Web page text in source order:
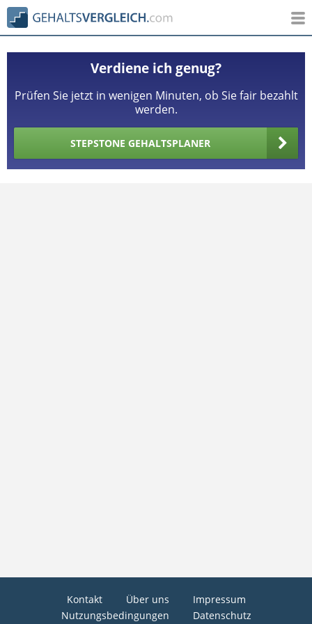
Verdiene ich genug?
Prüfen Sie jetzt in wenigen Minuten, ob Sie fair bezahlt
werden.
STEPSTONE GEHALTSPLANER
Kontakt Über uns
Impressum
Nutzungsbedingungen
Datenschutz